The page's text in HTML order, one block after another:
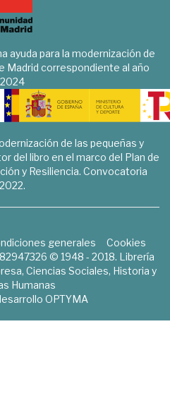
ayuda para la modernización de
Madrid correspondiente al año
2024
de las pequeñas y
del libro en el marco del Plan de
y Resiliencia. Convocatoria
2022.
generales
Cookies
© 1948 - 2018. Librería
Ciencias Sociales, Historia y
Humanas
OPTYMA